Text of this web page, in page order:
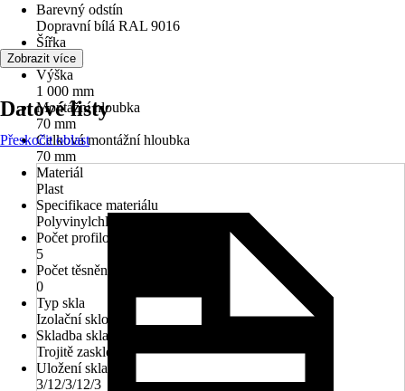
Barevný odstín
Dopravní bílá RAL 9016
Šířka
800 mm
Výška
1 000 mm
Montážní hloubka
70 mm
Celková montážní hloubka
70 mm
Materiál
Plast
Specifikace materiálu
Polyvinylchlorid (PVC)
Počet profilových komor
5
Počet těsnění
0
Typ skla
Izolační sklo
Skladba skla
Trojitě zasklené
Uložení skla
3/12/3/12/3
Zobrazit více
Datové listy
Přeskočit oblast